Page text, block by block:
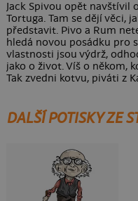
Jack Spivou opět navštívil
Tortuga. Tam se dějí věci,
představit. Pivo a Rum
hledá novou posádku pro
vlastnosti jsou výdrž,
jako o život. Víš o někom,
Tak zvedni kotvu, piváti z
DALŠÍ POTISKY ZE